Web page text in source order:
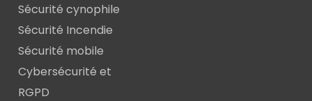
Sécurité cynophile
Sécurité Incendie
Sécurité mobile
Cybersécurité et
RGPD